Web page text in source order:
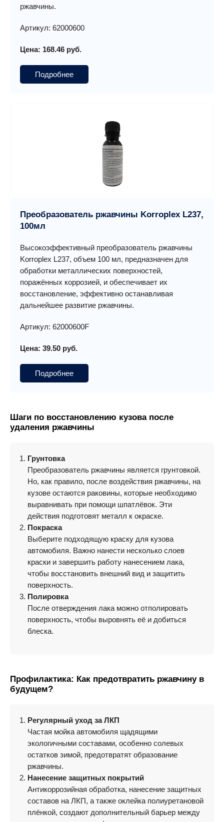
ржавчины.
Артикул: 62000600
Цена: 168.46 руб.
Подробнее
Преобразователь ржавчины Korroplex L237,
100мл
Высокоэффективный преобразователь ржавчины
Korroplex L237, объем 100 мл, предназначен для
обработки металлических поверхностей,
поражённых коррозией, и обеспечивает их
восстановление, эффективно останавливая
дальнейшее развитие ржавчины.
Артикул: 62000600F
Цена: 39.50 руб.
Подробнее
Шаги по восстановлению кузова после
удаления ржавчины
Грунтовка
Преобразователь ржавчины является грунтовкой.
Но, как правило, после воздействия ржавчины, на
кузове остаются раковины, которые необходимо
выравнивать при помощи шпатлёвок. Эти
действия подготовят металл к окраске.
Покраска
Выберите подходящую краску для кузова
автомобиля. Важно нанести несколько слоев
краски и завершить работу нанесением лака,
чтобы восстановить внешний вид и защитить
поверхность.
Полировка
После отверждения лака можно отполировать
поверхность, чтобы выровнять её и добиться
блеска.
Профилактика: Как предотвратить ржавчину в
будущем?
Регулярный уход за ЛКП
Частая мойка автомобиля щадящими
экологичными составами, особенно солевых
остатков зимой, предотвратят образование
ржавчины.
Нанесение защитных покрытий
Антикоррозийная обработка, нанесение защитных
составов на ЛКП, а также оклейка полиуретановой
плёнкой, создают дополнительный барьер между